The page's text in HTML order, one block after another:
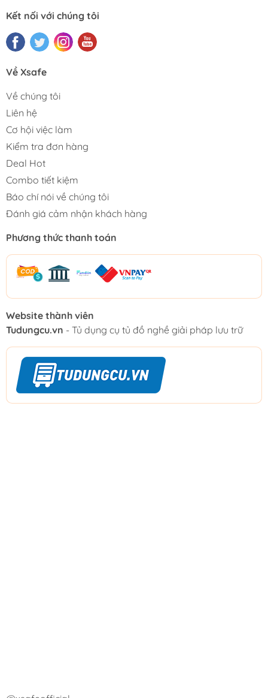
Kết nối với chúng tôi
Về Xsafe
Về chúng tôi
Liên hệ
Cơ hội việc làm
Kiểm tra đơn hàng
Deal Hot
Combo tiết kiệm
Báo chí nói về chúng tôi
Đánh giá cảm nhận khách hàng
Phương thức thanh toán
Website thành viên
Tudungcu.vn - Tủ dụng cụ tủ đồ nghề giải pháp lưu trữ